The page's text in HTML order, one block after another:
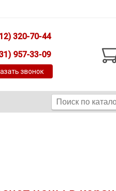
320-70-44
957-33-09
звонок